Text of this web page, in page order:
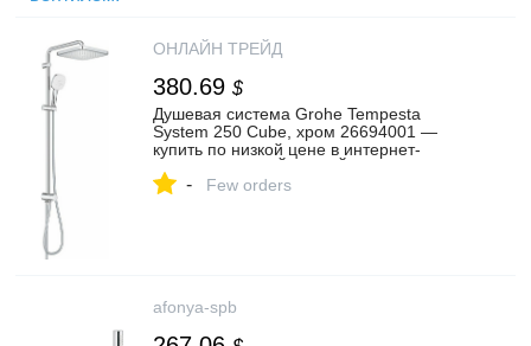
ОНЛАЙН ТРЕЙД
380.69 $
Душевая система Grohe Tempesta
System 250 Cube, хром 26694001 —
купить по низкой цене в интернет-
- Few orders
afonya-spb